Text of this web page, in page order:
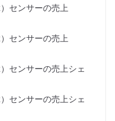
センサーの売上
センサーの売上
センサーの売上シェ
センサーの売上シェ